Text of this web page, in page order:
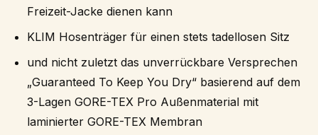
Freizeit-Jacke dienen kann
KLIM Hosenträger für einen stets tadellosen Sitz
und nicht zuletzt das unverrückbare Versprechen
„Guaranteed To Keep You Dry“ basierend auf dem
3-Lagen GORE-TEX Pro Außenmaterial mit
laminierter GORE-TEX Membran